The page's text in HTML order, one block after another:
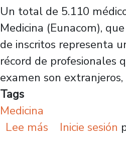
Un total de 5.110
Medicina (Eunacom),
de inscritos representa
récord de profesionales
examen son
Tags
Medicina
Lee más sobre Con
Inicie sesión